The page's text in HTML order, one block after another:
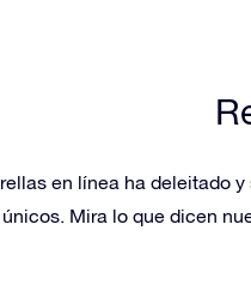
en línea ha deleitado
Mira lo que dicen